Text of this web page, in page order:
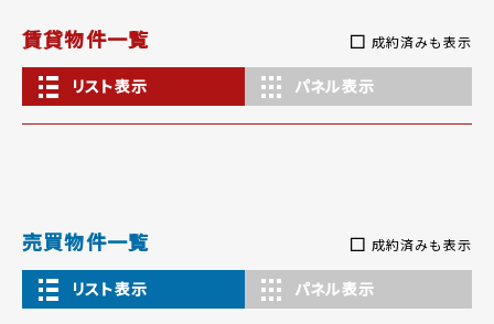
賃貸物件一覧 成約済みも表示
リスト表示 パネル表示
売買物件一覧 成約済みも表示
リスト表示 パネル表示